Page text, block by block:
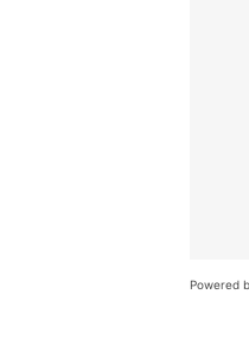
Powered